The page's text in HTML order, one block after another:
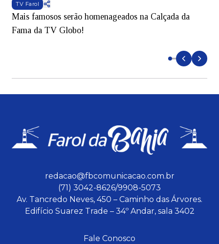
TV Farol
Mais famosos serão homenageados na Calçada da
Fama da TV Globo!
redacao@fbcomunicacao.com.br
(71) 3042-8626/9908-5073
Av. Tancredo Neves, 450 – Caminho das Árvores.
Edifício Suarez Trade – 34º Andar, sala 3402
Fale Conosco